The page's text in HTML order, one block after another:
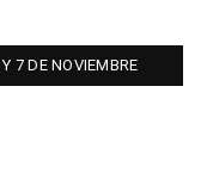
7 DE NOVIEMBRE